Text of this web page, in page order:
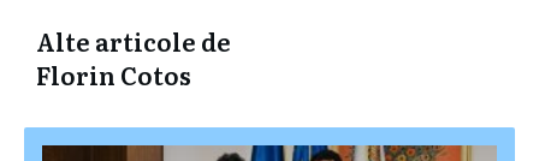
Alte articole de
Florin Cotos